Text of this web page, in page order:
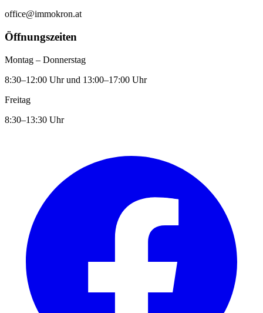
office@immokron.at
Öffnungszeiten
Montag – Donnerstag
8:30–12:00 Uhr und 13:00–17:00 Uhr
Freitag
8:30–13:30 Uhr